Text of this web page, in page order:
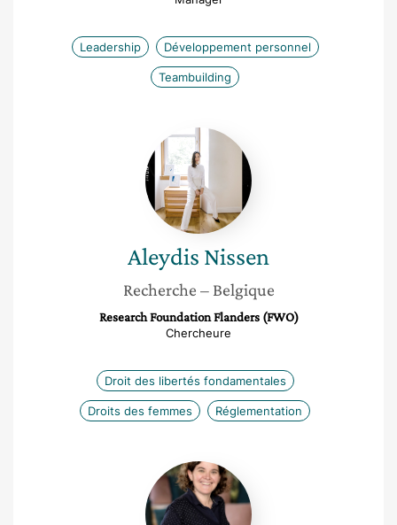
Leadership Développement personnel
Teambuilding
Aleydis
Nissen
Aleydis Nissen
Recherche – Belgique
Research Foundation Flanders (FWO)
Chercheure
Droit des libertés fondamentales
Droits des femmes Réglementation
Anne-
Helene
Hamonic